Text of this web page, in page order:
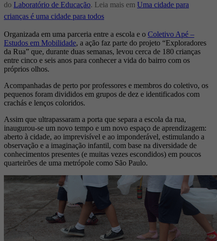
do Laboratório de Educação. Leia mais em Uma cidade para
crianças é uma cidade para todos
Organizada em uma parceria entre a escola e o Coletivo Apé –
Estudos em Mobilidade, a ação faz parte do projeto “Exploradores
da Rua” que, durante duas semanas, levou cerca de 180 crianças
entre cinco e seis anos para conhecer a vida do bairro com os
próprios olhos.
Acompanhadas de perto por professores e membros do coletivo, os
pequenos foram divididos em grupos de dez e identificados com
crachás e lenços coloridos.
Assim que ultrapassaram a porta que separa a escola da rua,
inaugurou-se um novo tempo e um novo espaço de aprendizagem:
aberto à cidade, ao imprevisível e ao imponderável, estimulando a
observação e a imaginação infantil, com base na diversidade de
conhecimentos presentes (e muitas vezes escondidos) em poucos
quarteirões de uma metrópole como São Paulo.